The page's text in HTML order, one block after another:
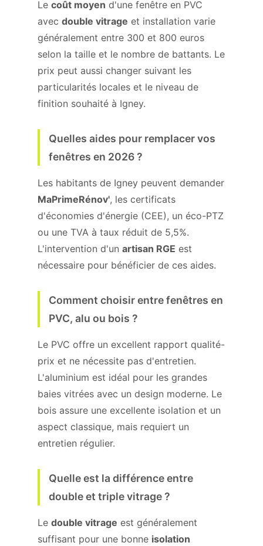
Le coût moyen d'une fenêtre en PVC
avec double vitrage et installation varie
généralement entre 300 et 800 euros
selon la taille et le nombre de battants. Le
prix peut aussi changer suivant les
particularités locales et le niveau de
finition souhaité à Igney.
Quelles aides pour remplacer vos
fenêtres en 2026 ?
Les habitants de Igney peuvent demander
MaPrimeRénov', les certificats
d'économies d'énergie (CEE), un éco-PTZ
ou une TVA à taux réduit de 5,5%.
L'intervention d'un artisan RGE est
nécessaire pour bénéficier de ces aides.
Comment choisir entre fenêtres en
PVC, alu ou bois ?
Le PVC offre un excellent rapport qualité-
prix et ne nécessite pas d'entretien.
L'aluminium est idéal pour les grandes
baies vitrées avec un design moderne. Le
bois assure une excellente isolation et un
aspect classique, mais requiert un
entretien régulier.
Quelle est la différence entre
double et triple vitrage ?
Le double vitrage est généralement
suffisant pour une bonne isolation